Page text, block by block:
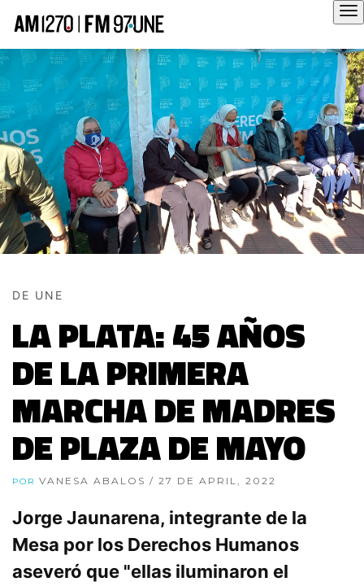
DE UNE
LA PLATA: 45 AÑOS
DE LA PRIMERA
MARCHA DE MADRES
DE PLAZA DE MAYO
POR VANESA ABALOS / 27 DE APRIL, 2022
Jorge Jaunarena, integrante de la
Mesa por los Derechos Humanos
aseveró que "ellas iluminaron el